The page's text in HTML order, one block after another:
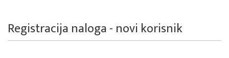
Registracija naloga - novi korisnik